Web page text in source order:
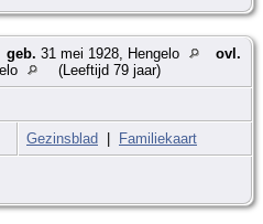
geb. 31 mei 1928, Hengelo
ovl.
(Leeftijd 79 jaar)
Gezinsblad | Familiekaart